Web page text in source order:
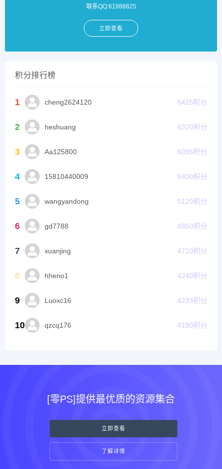
联系QQ:61988825
立即查看
积分排行榜
1 cheng2624120 6425积分
2 heshuang 6320积分
3 Aa125800 6095积分
4 15810440009 5400积分
5 wangyandong 5120积分
6 gd7788 4850积分
7 xuanjing 4720积分
8 hheno1 4240积分
9 Luoxc16 4233积分
10 qzcq176 4180积分
[零PS]提供最优质的资源集合
立即查看
了解详情